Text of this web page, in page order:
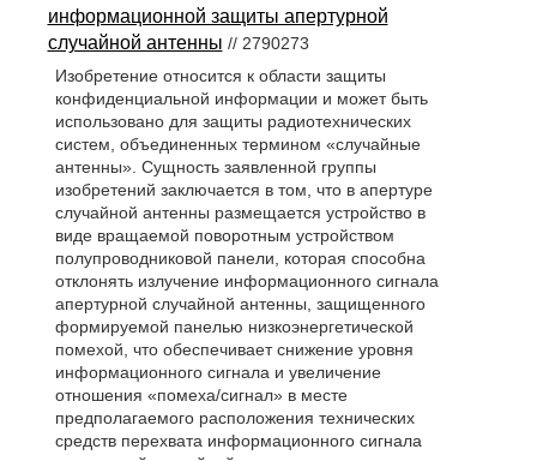
информационной защиты апертурной
случайной антенны // 2790273
Изобретение относится к области защиты
конфиденциальной информации и может быть
использовано для защиты радиотехнических
систем, объединенных термином «случайные
антенны». Сущность заявленной группы
изобретений заключается в том, что в апертуре
случайной антенны размещается устройство в
виде вращаемой поворотным устройством
полупроводниковой панели, которая способна
отклонять излучение информационного сигнала
апертурной случайной антенны, защищенного
формируемой панелью низкоэнергетической
помехой, что обеспечивает снижение уровня
информационного сигнала и увеличение
отношения «помеха/сигнал» в месте
предполагаемого расположения технических
средств перехвата информационного сигнала